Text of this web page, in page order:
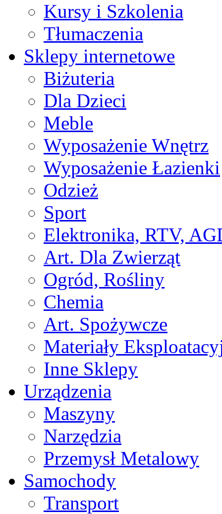
Kursy i Szkolenia
Tłumaczenia
Sklepy internetowe
Biżuteria
Dla Dzieci
Meble
Wyposażenie Wnętrz
Wyposażenie Łazienki
Odzież
Sport
Elektronika, RTV,
Art. Dla Zwierząt
Ogród, Rośliny
Chemia
Art. Spożywcze
Materiały
Inne Sklepy
Urządzenia
Maszyny
Narzędzia
Przemysł Metalowy
Samochody
Transport